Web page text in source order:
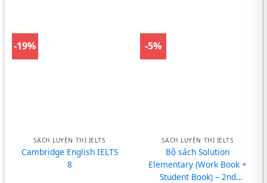
-19%
SÁCH LUYỆN THI IELTS
Cambridge English IELTS
8
-5%
SÁCH LUYỆN THI IELTS
Bộ sách Solution
Elementary (Work Book +
Student Book) – 2nd